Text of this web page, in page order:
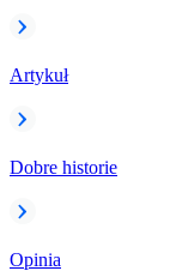
Artykuł
Dobre historie
Opinia